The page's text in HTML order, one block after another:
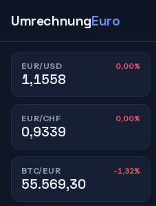
UmrechnungEuro
EUR/USD 0,00%
1,1558
EUR/CHF 0,00%
0,9339
BTC/EUR -1,32%
55.569,30